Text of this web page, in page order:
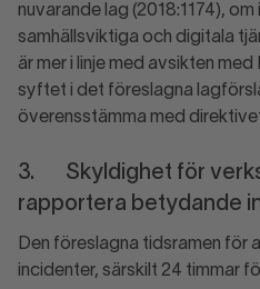
nuvarande lag (2018:1174),
samhällsviktiga och digitala
är mer i linje med avsikten
syftet i det föreslagna
överensstämma med
3. Skyldighet för
rapportera betydande
Den föreslagna tidsramen
incidenter, särskilt 24 timmar